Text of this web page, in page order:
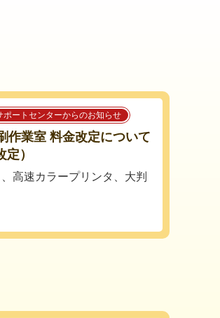
ポートセンターからのお知らせ
作業室 料金改定について
）
高速カラープリンタ、大判